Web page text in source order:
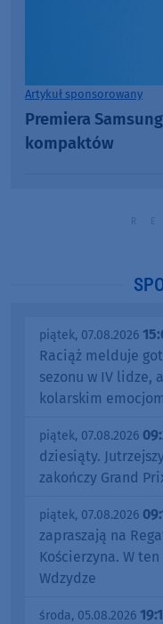
Artykuł sponsorowany
Premiera
kompaktów
piątek, 07.08.2026
Raciąż melduje
sezonu w IV lidze,
kolarskim
piątek, 07.08.2026
dziesiąty.
zakończy Grand
piątek, 07.08.2026
zapraszają na
Kościerzyna. W
Wdzydze
środa, 05.08.2026